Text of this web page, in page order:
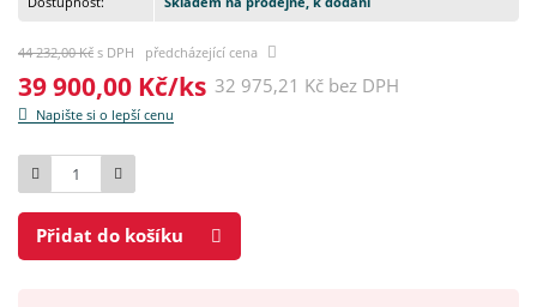
44 232,00 Kč s DPH předcházející cena
39 900,00 Kč/ks 32 975,21 Kč bez DPH
Napište si o lepší cenu
Počet
Přidat do košíku